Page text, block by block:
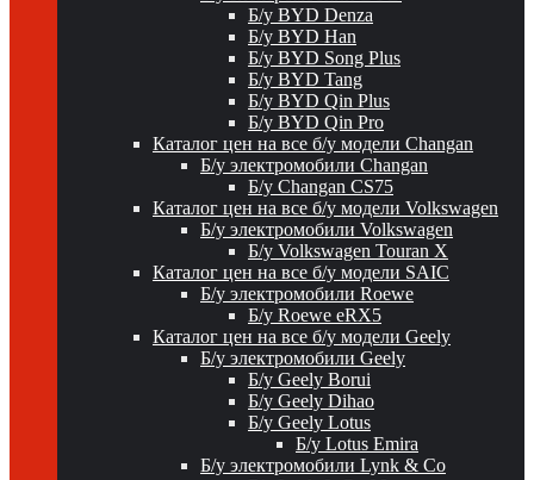
Б/у BYD Denza
Б/у BYD Han
Б/у BYD Song Plus
Б/у BYD Tang
Б/у BYD Qin Plus
Б/у BYD Qin Pro
Каталог цен на все б/у модели Changan
Б/у электромобили Changan
Б/у Changan CS75
Каталог цен на все б/у модели Volkswagen
Б/у электромобили Volkswagen
Б/у Volkswagen Touran X
Каталог цен на все б/у модели SAIC
Б/у электромобили Roewe
Б/у Roewe eRX5
Каталог цен на все б/у модели Geely
Б/у электромобили Geely
Б/у Geely Borui
Б/у Geely Dihao
Б/у Geely Lotus
Б/у Lotus Emira
Б/у электромобили Lynk & Co